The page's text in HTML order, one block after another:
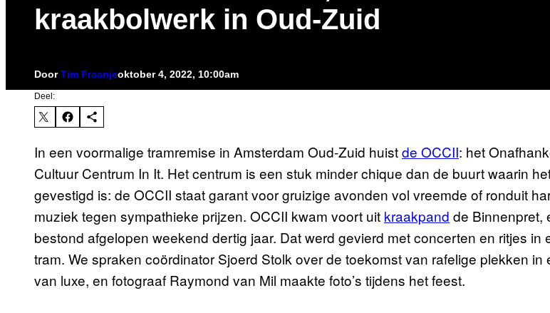
kraakbolwerk in Oud-Zuid
DoorTim Fraanjeoktober 4, 2022, 10:00am
Deel:
In een voormalige tramremise in Amsterdam Oud-Zuid huistde OCCII: het
Cultuur Centrum In It. Het centrum is een stuk minder chique dan de buurt waarin
gevestigd is: de OCCII staat garant voor gruizige avonden vol vreemde of ronduit
muziek tegen sympathieke prijzen. OCCII kwam voort uit kraakpand de Binnenpret,
bestond afgelopen weekend dertig jaar. Dat werd gevierd met concerten en ritjes in
tram. We spraken coördinator Sjoerd Stolk over de toekomst van rafelige plekken in
van luxe, en fotograaf Raymond van Mil maakte foto’s tijdens het feest.